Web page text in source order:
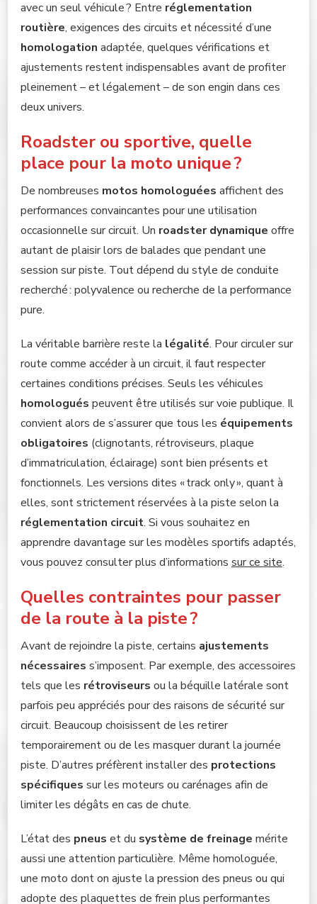
avec un seul véhicule ? Entre réglementation
routière, exigences des circuits et nécessité d’une
homologation adaptée, quelques vérifications et
ajustements restent indispensables avant de profiter
pleinement – et légalement – de son engin dans ces
deux univers.
Roadster ou sportive, quelle
place pour la moto unique ?
De nombreuses motos homologuées affichent des
performances convaincantes pour une utilisation
occasionnelle sur circuit. Un roadster dynamique offre
autant de plaisir lors de balades que pendant une
session sur piste. Tout dépend du style de conduite
recherché : polyvalence ou recherche de la performance
pure.
La véritable barrière reste la légalité. Pour circuler sur
route comme accéder à un circuit, il faut respecter
certaines conditions précises. Seuls les véhicules
homologués peuvent être utilisés sur voie publique. Il
convient alors de s’assurer que tous les équipements
obligatoires (clignotants, rétroviseurs, plaque
d’immatriculation, éclairage) sont bien présents et
fonctionnels. Les versions dites « track only », quant à
elles, sont strictement réservées à la piste selon la
réglementation circuit. Si vous souhaitez en
apprendre davantage sur les modèles sportifs adaptés,
vous pouvez consulter plus d’informations sur ce site.
Quelles contraintes pour passer
de la route à la piste ?
Avant de rejoindre la piste, certains ajustements
nécessaires s’imposent. Par exemple, des accessoires
tels que les rétroviseurs ou la béquille latérale sont
parfois peu appréciés pour des raisons de sécurité sur
circuit. Beaucoup choisissent de les retirer
temporairement ou de les masquer durant la journée
piste. D’autres préfèrent installer des protections
spécifiques sur les moteurs ou carénages afin de
limiter les dégâts en cas de chute.
L’état des pneus et du système de freinage mérite
aussi une attention particulière. Même homologuée,
une moto dont on ajuste la pression des pneus ou qui
adopte des plaquettes de frein plus performantes